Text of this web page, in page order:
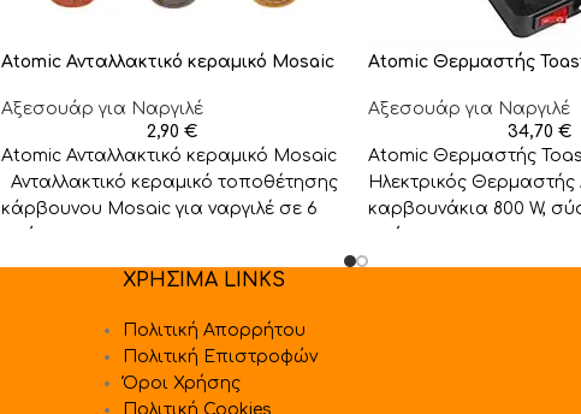
Atomic Ανταλλακτικό κεραμικό Mosaic
Αξεσουάρ για Ναργιλέ
2,90€
Atomic Ανταλλακτικό κεραμικό Mosaic
Ανταλλακτικό κεραμικό τοποθέτησης
κάρβουνου Mosaic για ναργιλέ σε 6
Atomic Θερμαστής
Αξεσουάρ για Ναργιλέ
34,70€
Atomic Θερμαστής
Ηλεκτρικός Θερμαστής
καρβουνάκια 800 W,
ΧΡΗΣΙΜΑ LINKS
Πολιτική Απορρήτου
Πολιτική Επιστροφών
Όροι Χρήσης
Πολιτική Cookies